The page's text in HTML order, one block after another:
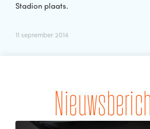
Stadion plaats.
11 september 2014